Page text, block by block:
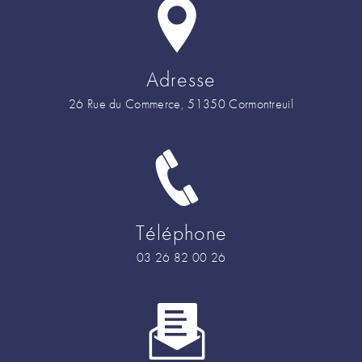
Adresse
26 Rue du Commerce, 51350 Cormontreuil
Téléphone
03 26 82 00 26